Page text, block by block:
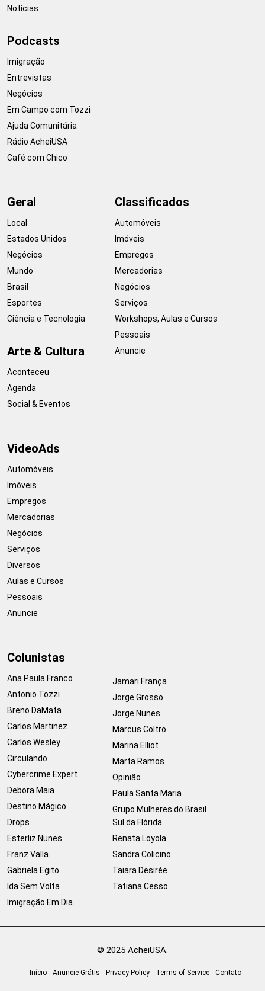
Notícias
Podcasts
Imigração
Entrevistas
Negócios
Em Campo com Tozzi
Ajuda Comunitária
Rádio AcheiUSA
Café com Chico
Geral
Local
Estados Unidos
Negócios
Mundo
Brasil
Esportes
Ciência e Tecnologia
Arte & Cultura
Aconteceu
Agenda
Social & Eventos
Classificados
Automóveis
Imóveis
Empregos
Mercadorias
Negócios
Serviços
Workshops, Aulas e Cursos
Pessoais
Anuncie
VideoAds
Automóveis
Imóveis
Empregos
Mercadorias
Negócios
Serviços
Diversos
Aulas e Cursos
Pessoais
Anuncie
Colunistas
Ana Paula Franco
Antonio Tozzi
Breno DaMata
Carlos Martinez
Carlos Wesley
Circulando
Cybercrime Expert
Debora Maia
Destino Mágico
Drops
Esterliz Nunes
Franz Valla
Gabriela Egito
Ida Sem Volta
Imigração Em Dia
Jamari França
Jorge Grosso
Jorge Nunes
Marcus Coltro
Marina Elliot
Marta Ramos
Opinião
Paula Santa Maria
Grupo Mulheres do Brasil
Sul da Flórida
Renata Loyola
Sandra Colicino
Taiara Desirée
Tatiana Cesso
© 2025 AcheiUSA.
Início Anuncie Grátis Privacy Policy Terms of Service Contato